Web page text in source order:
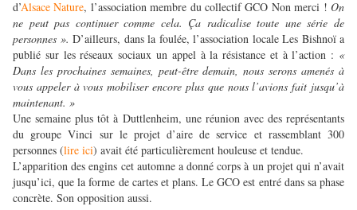
d’Alsace Nature, l’association membre du collectif GCO Non merci !On
ne peut pas continuer comme cela. Ça radicalise toute une série de
personnes ». D’ailleurs, dans la foulée, l’association locale Les Bishnoï a
publié sur les réseaux sociaux un appel à la résistance et à l’action : «
Dans les prochaines semaines, peut-être demain, nous serons amenés à
vous appeler à vous mobiliser encore plus que nous l’avions fait jusqu’à
maintenant. »
Une semaine plus tôt à Duttlenheim, une réunion avec des représentants
du groupe Vinci sur le projet d’aire de service et rassemblant 300
personnes (lire ici) avait été particulièrement houleuse et tendue.
L’apparition des engins cet automne a donné corps à un projet qui n’avait
jusqu’ici, que la forme de cartes et plans. Le GCO est entré dans sa phase
concrète. Son opposition aussi.